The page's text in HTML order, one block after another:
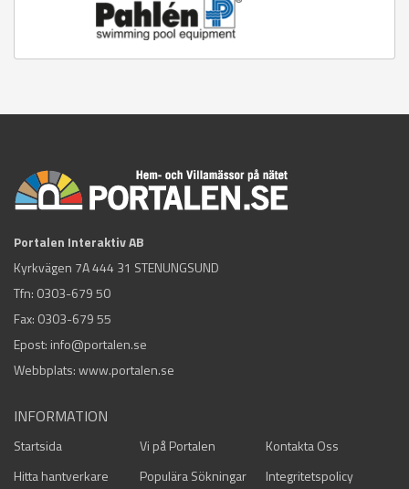
Portalen Interaktiv AB
Kyrkvägen 7A 444 31 STENUNGSUND
Tfn: 0303-679 50
Fax: 0303-679 55
Epost: info@portalen.se
Webbplats: www.portalen.se
INFORMATION
Startsida Vi på Portalen
Kontakta Oss
Hitta hantverkare
Populära Sökningar Integritetspolicy